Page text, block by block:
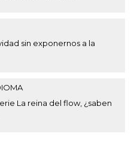
sin exponernos a la
La reina del flow, ¿saben